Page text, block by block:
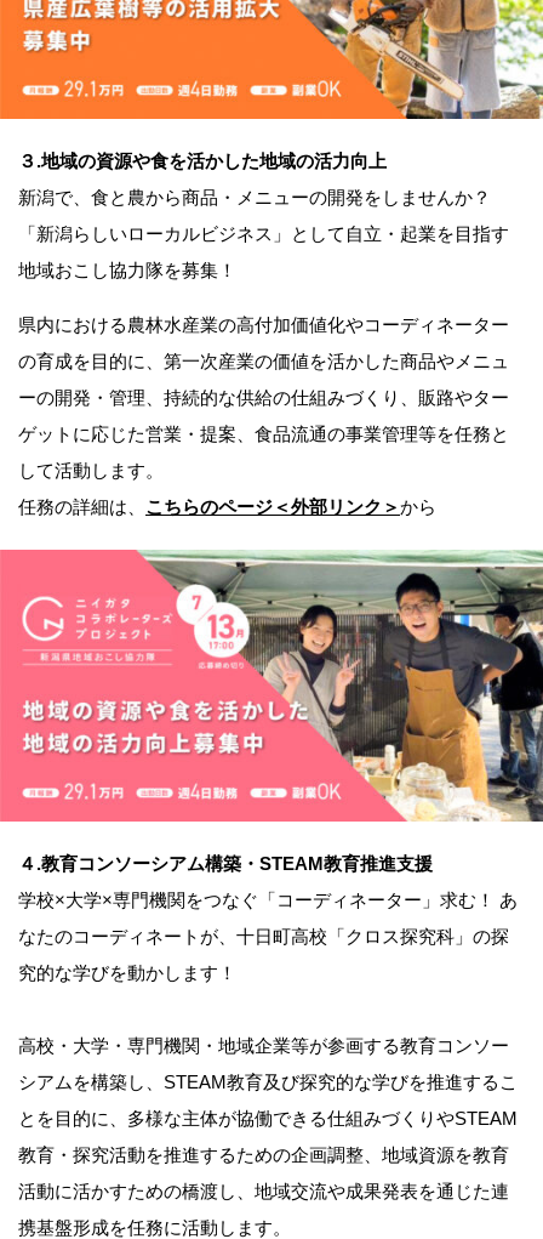
３.地域の資源や食を活かした地域の活力向上
新潟で、食と農から商品・メニューの開発をしませんか？
「新潟らしいローカルビジネス」として自立・起業を目指す
地域おこし協力隊を募集！
県内における農林水産業の高付加価値化やコーディネーター
の育成を目的に、第一次産業の価値を活かした商品やメニュ
ーの開発・管理、持続的な供給の仕組みづくり、販路やター
ゲットに応じた営業・提案、食品流通の事業管理等を任務と
して活動します。
任務の詳細は、 こちらのページ＜外部リンク＞から
４.教育コンソーシアム構築・STEAM教育推進支援
学校×大学×専門機関をつなぐ「コーディネーター」求む！ あ
なたのコーディネートが、十日町高校「クロス探究科」の探
究的な学びを動かします！
高校・大学・専門機関・地域企業等が参画する教育コンソー
シアムを構築し、STEAM教育及び探究的な学びを推進するこ
とを目的に、多様な主体が協働できる仕組みづくりやSTEAM
教育・探究活動を推進するための企画調整、地域資源を教育
活動に活かすための橋渡し、地域交流や成果発表を通じた連
携基盤形成を任務に活動します。